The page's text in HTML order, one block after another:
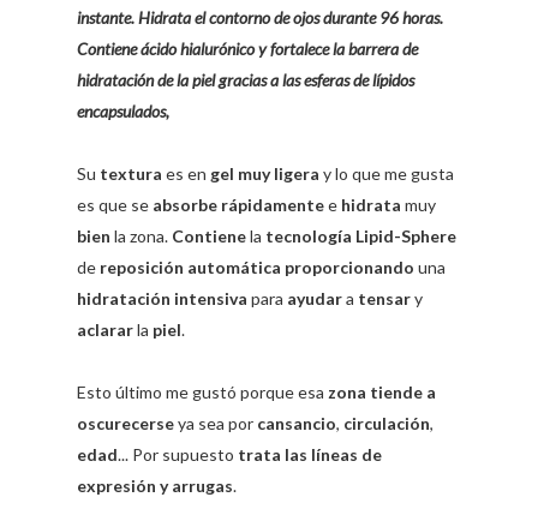
instante. Hidrata el contorno de ojos durante 96 horas.
Contiene ácido hialurónico y fortalece la barrera de
hidratación de la piel gracias a las esferas de lípidos
encapsulados,
Su textura es en gel muy ligera y lo que me gusta
es que se absorbe rápidamentee hidrata muy
bien la zona. Contienela tecnología Lipid-Sphere
de reposición automática proporcionando una
hidratación intensiva para ayudara tensary
aclararla piel.
Esto último me gustó porque esa zona tiende a
oscurecerseya sea por cansancio, circulación,
edad... Por supuesto trata las líneas de
expresión y arrugas.